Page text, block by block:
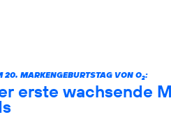
MARKENGEBURTSTAG VON O2:
erste wachsende